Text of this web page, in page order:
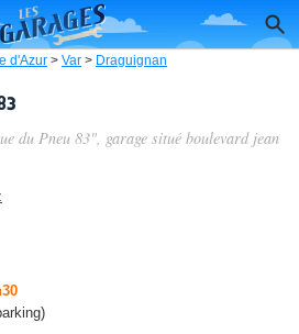
d'Azur > Var > Draguignan
du Pneu 83", garage situé boulevard jean